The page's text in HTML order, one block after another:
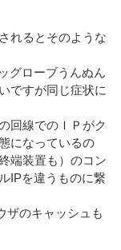
れるとそのような
グローブうんぬん
ですが同じ症状に
回線でのＩＰがク
になっているの
端装置も）のコン
IPを違うものに繋
ザのキャッシュも